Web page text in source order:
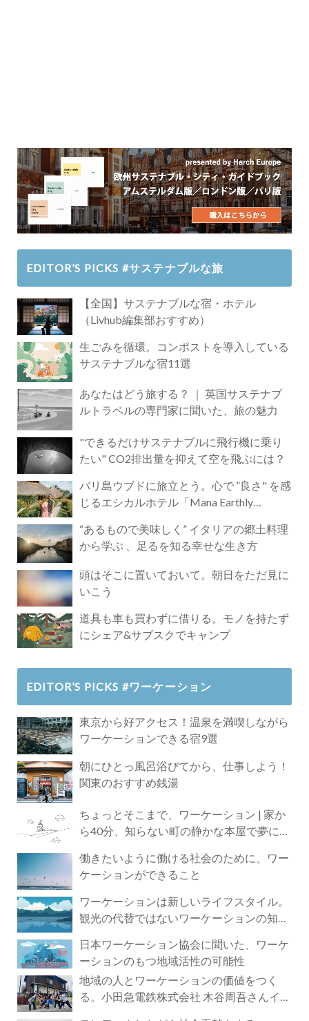
EDITOR’S PICKS #サステナブルな旅
【全国】サステナブルな宿・ホテル
（Livhub編集部おすすめ）
生ごみを循環。コンポストを導入している
サステナブルな宿11選
あなたはどう旅する？ ｜ 英国サステナブ
ルトラベルの専門家に聞いた、旅の魅力
"できるだけサステナブルに飛行機に乗り
たい" CO2排出量を抑えて空を飛ぶには？
バリ島ウブドに旅立とう。心で ”良さ" を感
じるエシカルホテル「Mana Earthly
“あるもので美味しく” イタリアの郷土料理
から学ぶ 、足るを知る幸せな生き方
頭はそこに置いておいて。朝日をただ見に
いこう
道具も車も買わずに借りる。モノを持たず
にシェア&サブスクでキャンプ
EDITOR’S PICKS #ワーケーション
東京から好アクセス！温泉を満喫しながら
ワーケーションできる宿9選
朝にひとっ風呂浴びてから、仕事しよう！
関東のおすすめ銭湯
ちょっとそこまで、ワーケーション | 家か
ら40分、知らない町の静かな本屋で夢に近
働きたいように働ける社会のために、ワー
ケーションができること
ワーケーションは新しいライフスタイル。
観光の代替ではないワーケーションの知ら
日本ワーケーション協会に聞いた、ワーケ
ーションのもつ地域活性の可能性
地域の人とワーケーションの価値をつく
る。小田急電鉄株式会社 木谷周吾さんイン